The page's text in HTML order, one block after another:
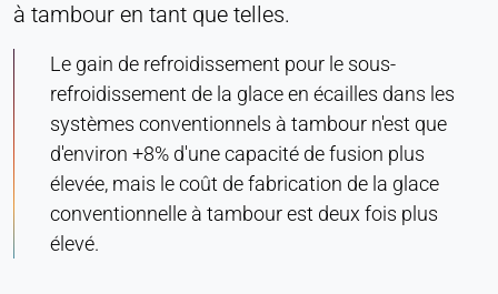
à tambour en tant que telles.
Le gain de refroidissement pour le sous-
refroidissement de la glace en écailles dans les
systèmes conventionnels à tambour n'est que
d'environ +8% d'une capacité de fusion plus
élevée, mais le coût de fabrication de la glace
conventionnelle à tambour est deux fois plus
élevé.